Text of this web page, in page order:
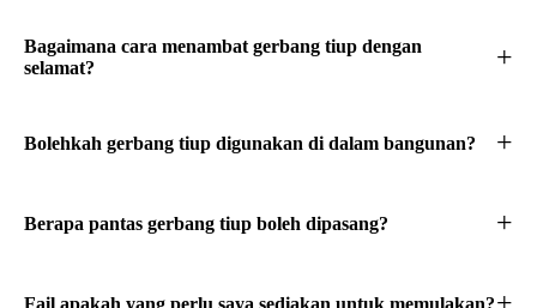
Bagaimana cara menambat gerbang tiup dengan
selamat?
Bolehkah gerbang tiup digunakan di dalam bangunan?
Berapa pantas gerbang tiup boleh dipasang?
Fail apakah yang perlu saya sediakan untuk memulakan?